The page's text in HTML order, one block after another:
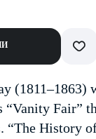
Fair”
History